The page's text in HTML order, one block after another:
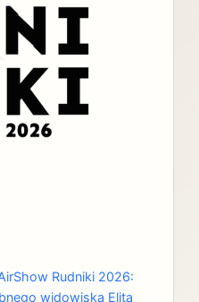
Rudniki 2026:
widowiska Elita